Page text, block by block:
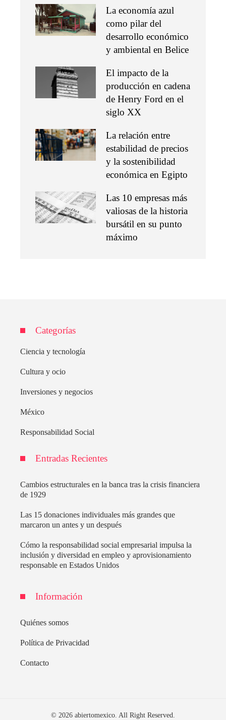
La economía azul
como pilar del
desarrollo económico
y ambiental en Belice
El impacto de la
producción en cadena
de Henry Ford en el
siglo XX
La relación entre
estabilidad de precios
y la sostenibilidad
económica en Egipto
Las 10 empresas más
valiosas de la historia
bursátil en su punto
máximo
Categorías
Ciencia y tecnología
Cultura y ocio
Inversiones y negocios
México
Responsabilidad Social
Entradas Recientes
Cambios estructurales en la banca tras la crisis financiera
de 1929
Las 15 donaciones individuales más grandes que
marcaron un antes y un después
Cómo la responsabilidad social empresarial impulsa la
inclusión y diversidad en empleo y aprovisionamiento
responsable en Estados Unidos
Información
Quiénes somos
Política de Privacidad
Contacto
© 2026 abiertomexico. All Right Reserved.